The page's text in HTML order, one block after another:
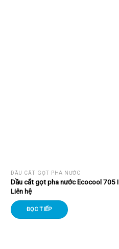
DẦU CẮT GỌT PHA NƯỚC
Dầu cắt gọt pha nước Ecocool 705 I
Liên hệ
ĐỌC TIẾP